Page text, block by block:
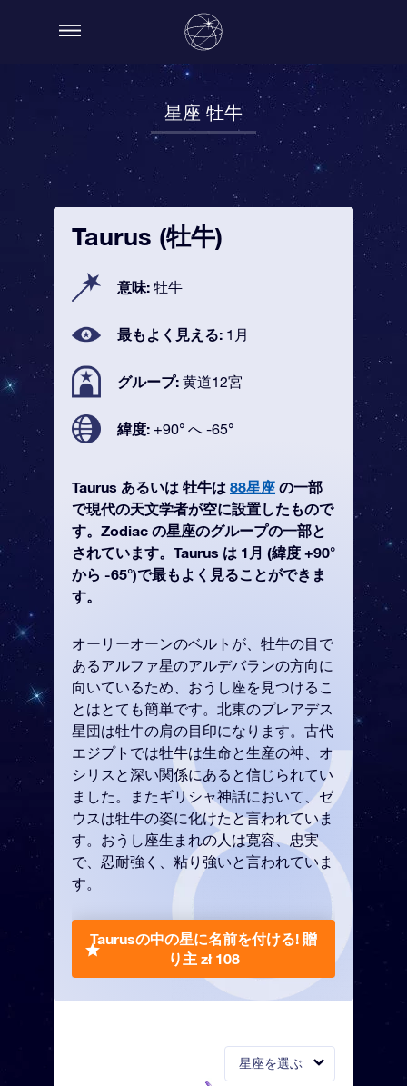
星座 牡牛
星座を選ぶ
Taurus (牡牛)
意味: 牡牛
最もよく見える: 1月
グループ: 黄道12宮
緯度: +90° へ -65°
Taurus あるいは 牡牛は 88星座 の一部
で現代の天文学者が空に設置したもので
す。Zodiac の星座のグループの一部と
されています。Taurus は 1月 (緯度 +90°
から -65°)で最もよく見ることができま
す。
オーリーオーンのベルトが、牡牛の目で
あるアルファ星のアルデバランの方向に
向いているため、おうし座を見つけるこ
とはとても簡単です。北東のプレアデス
星団は牡牛の肩の目印になります。古代
エジプトでは牡牛は生命と生産の神、オ
シリスと深い関係にあると信じられてい
ました。またギリシャ神話において、ゼ
ウスは牡牛の姿に化けたと言われていま
す。おうし座生まれの人は寛容、忠実
で、忍耐強く、粘り強いと言われていま
す。
Taurusの中の星に名前を付ける! 贈
り主 zł 108